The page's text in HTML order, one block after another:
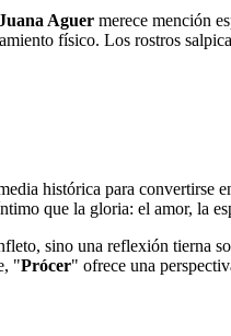
Aguer merece mención
físico. Los rostros
histórica para convertirse
que la gloria: el amor, la
sino una reflexión tierna
"Prócer" ofrece una